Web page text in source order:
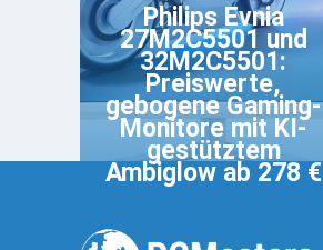
Philips Evnia
27M2C5501 und
32M2C5501:
Preiswerte,
gebogene Gaming-
Monitore mit KI-
gestütztem
Ambiglow ab 278 €